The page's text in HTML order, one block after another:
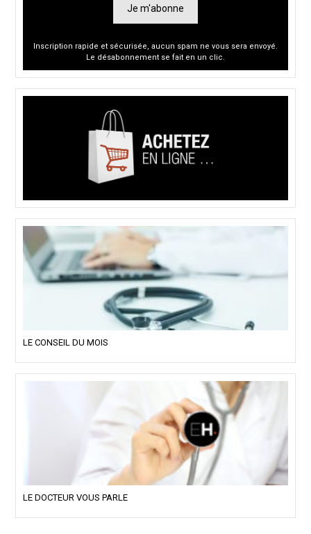
Je m'abonne
Inscription rapide et sécurisée, aucun spam ne vous sera envoyé.
Le désabonnement se fait en un clic.
LE CONSEIL DU MOIS
LE DOCTEUR VOUS PARLE